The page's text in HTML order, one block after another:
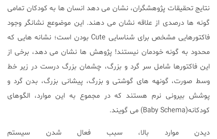
نتایج تحقیقات پژوهشگران، نشان می دهد انسان ها به کودکان تمامی
گونه ها درصدی از علاقه نشان می دهند. این موضوعع نشانگر وجود
فاکتورهایی مشخص برای شناسایی Cute بودن است؛ نشانه هایی که
محدود به گونه خودمان نیستند! پژوهش ها نشان می دهد، برخی از
این فاکتورها شامل سر گرد و بزرگ، چشمان بزرگ درست در زیر خط
وسط صورت، گونهه های گوشتی و بزرگ، پیشانی بزرگ، بدن گرد و
پوشش بیرونی نرم هستند که در مجموع به این موارد، الگوهای
کودکانه(Baby Schema) می گویند.
دیدن موارد بالا، سبب فعال شدن سیستم